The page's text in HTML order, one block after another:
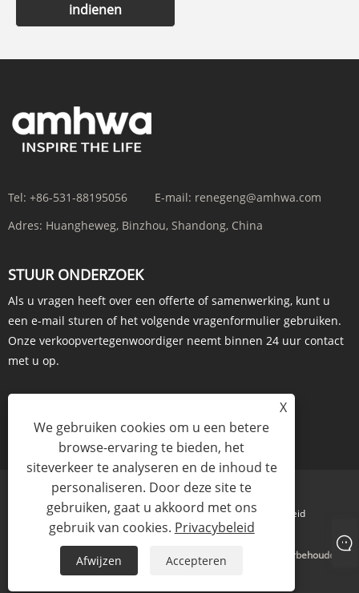
indienen
Tel: +86-531-88195056 E-mail: renegeng@amhwa.com
Adres: Huangheweg, Binzhou, Shandong, China
STUUR ONDERZOEK
Als u vragen heeft over een offerte of samenwerking, kunt u
een e-mail sturen of het volgende vragenformulier gebruiken.
Onze verkoopvertegenwoordiger neemt binnen 24 uur contact
met u op.
ONDERZOEK NU
Links Sitemap RSS XML Privacybeleid
Copyright © 2023 Amhwa Biopharm Co., Ltd. Alle rechten voorbehouden
X
We gebruiken cookies om u een betere
browse-ervaring te bieden, het
siteverkeer te analyseren en de inhoud te
personaliseren. Door deze site te
gebruiken, gaat u akkoord met ons
gebruik van cookies. Privacybeleid
Afwijzen Accepteren